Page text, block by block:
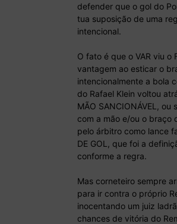
defender que o gol do
tua suposição de uma
intencional.
O fato é que o VAR viu o
vantagem ao esticar o
intencionalmente a bola
do Rafael Klein voltou
MÃO SANCIONÁVEL, ou
com a mão e/ou o braço
pelo árbitro como lance
DE GOL, que foi a
conforme a regra.
Mas corneteiro sempre
para ir contra o próprio
inocentando um juiz
chances de vitória do